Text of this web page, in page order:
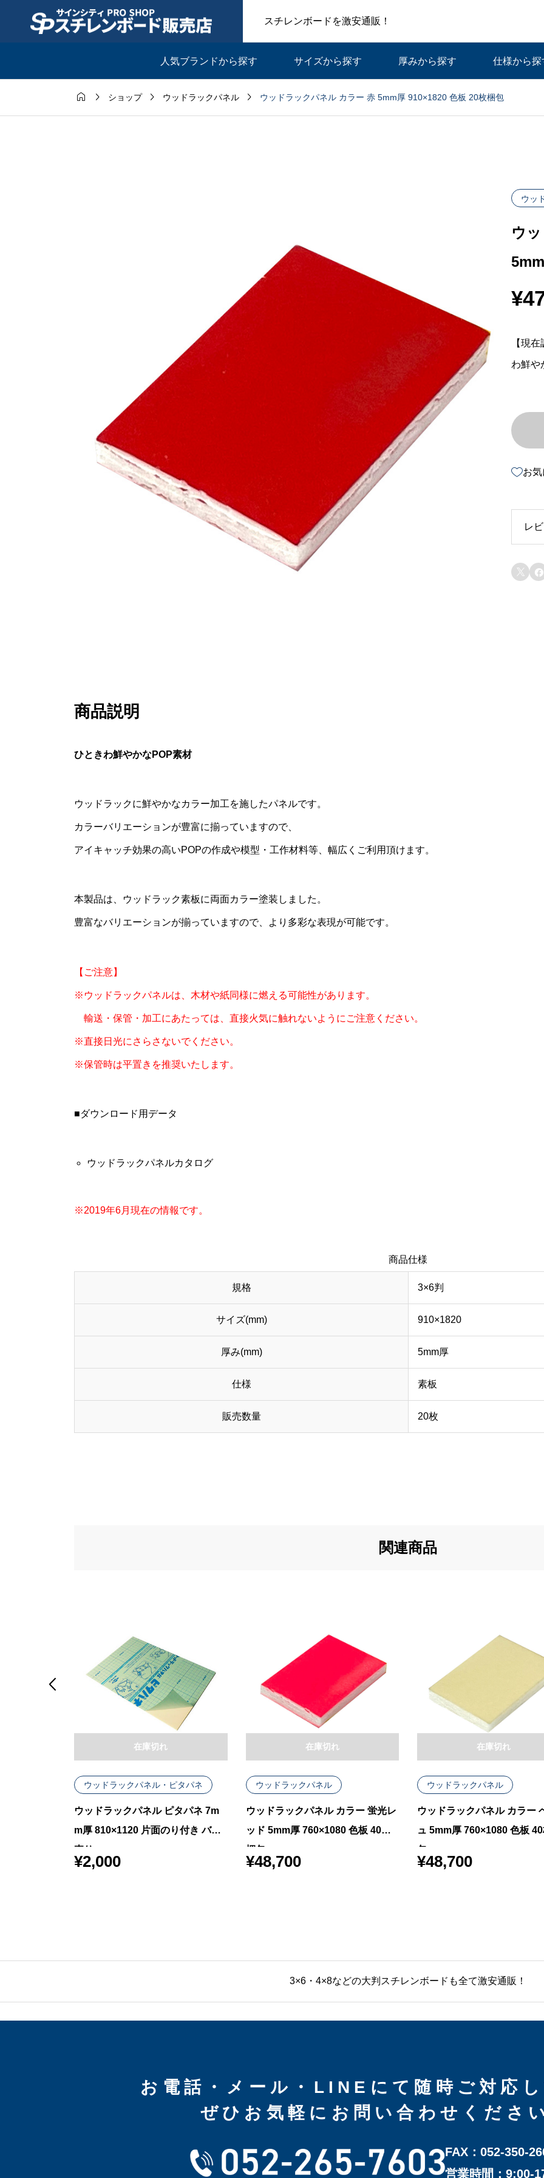
スチレンボードを激安通販！
人気ブランドから探す サイズから探す 厚みから探す 仕様から探
  ショップ  ウッドラックパネル  ウッドラックパネル カラー 赤 5mm厚 910×1820 色板 20枚梱包
ウッ
ウ
¥
【現
わ鮮
お
レ
 
商品説明
ひときわ鮮やかなPOP素材
ウッドラックに鮮やかなカラー加工を施したパネルです。
カラーバリエーションが豊富に揃っていますので、
アイキャッチ効果の高いPOPの作成や模型・工作材料等、幅広くご利用頂けます。
本製品は、ウッドラック素板に両面カラー塗装しました。
豊富なバリエーションが揃っていますので、より多彩な表現が可能です。
【ご注意】
※ウッドラックパネルは、木材や紙同様に燃える可能性があります。
輸送・保管・加工にあたっては、直接火気に触れないようにご注意ください。
※直接日光にさらさないでください。
※保管時は平置きを推奨いたします。
■ダウンロード用データ
ウッドラックパネルカタログ
※2019年6月現在の情報です。
商品仕様
規格 3×6判
サイズ(mm) 910×1820
厚み(mm) 5mm厚
仕様 素板
販売数量 20枚
関連商品
ウッドラックパネル・ピタパネ
ウッドラックパネル ピタパネ 7m
m厚 810×1120 片面のり付き バラ
売り
¥2,000
在庫切れ
ウッドラックパネル
ウッドラックパネル カラー 蛍光レ
ッド 5mm厚 760×1080 色板 40枚
梱包
¥48,700
在庫切れ
ウッドラックパネル
ウッドラックパネル カラー
ュ 5mm厚 760×1080 色板
包
¥48,700
在庫切れ

3×6・4×8などの大判スチレンボードも全て激安通販！
お電話・メール・LINEにて随時ご対応し
ぜひお気軽にお問い合わせくださ
FAX：052-350-
営業時間：9:00-